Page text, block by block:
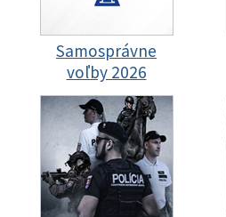
Samosprávne
voľby 2026